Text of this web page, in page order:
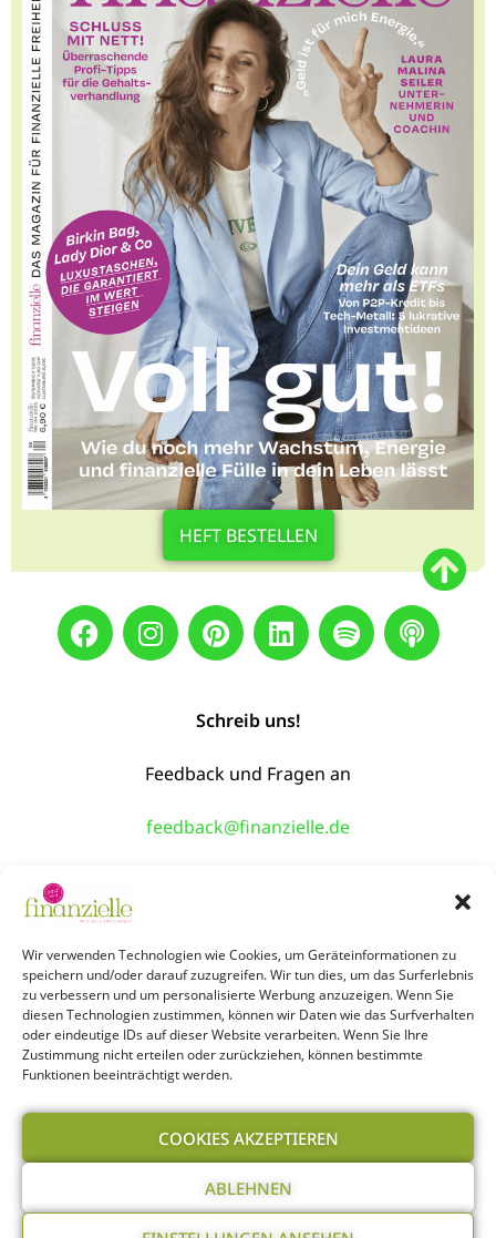
Wir verwenden Technologien wie Cookies, um Geräteinformationen zu
speichern und/oder darauf zuzugreifen. Wir tun dies, um das Surferlebnis
zu verbessern und um personalisierte Werbung anzuzeigen. Wenn Sie
diesen Technologien zustimmen, können wir Daten wie das Surfverhalten
oder eindeutige IDs auf dieser Website verarbeiten. Wenn Sie Ihre
Zustimmung nicht erteilen oder zurückziehen, können bestimmte
Funktionen beeinträchtigt werden.
COOKIES AKZEPTIEREN
ABLEHNEN
HEFT BESTELLEN
Schreib uns!
Feedback und Fragen an
feedback@finanzielle.de
Über Uns Shop Workshops Events
Newsletter Podcast Kontakt Jobs
Infos:
ImpressumDatenschutz
Cookie-RichtlinieGlossar